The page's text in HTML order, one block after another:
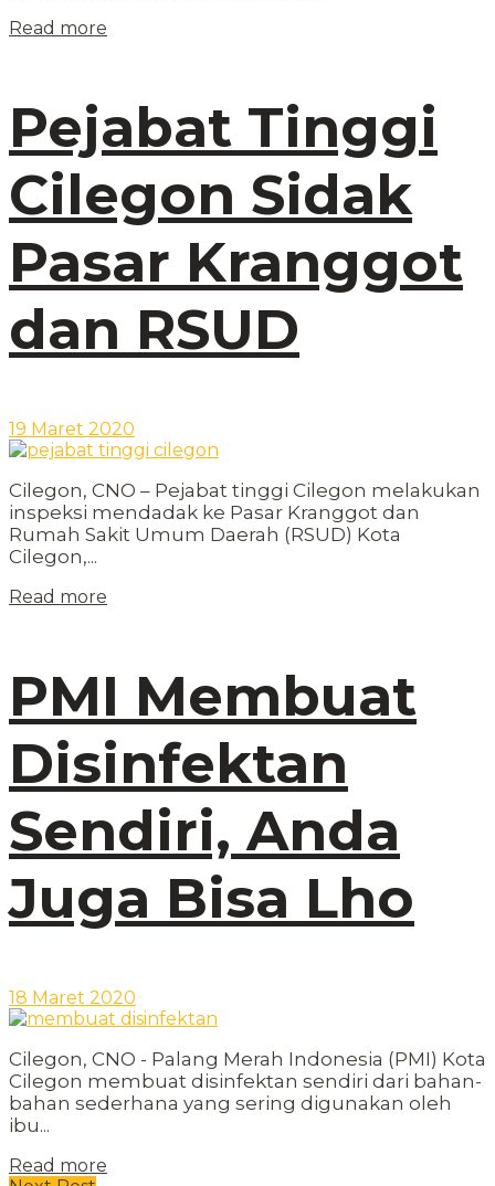
Read more
Pejabat Tinggi
Cilegon Sidak
Pasar Kranggot
dan RSUD
19 Maret 2020
Cilegon, CNO – Pejabat tinggi Cilegon melakukan
inspeksi mendadak ke Pasar Kranggot dan
Rumah Sakit Umum Daerah (RSUD) Kota
Cilegon,...
Read more
PMI Membuat
Disinfektan
Sendiri, Anda
Juga Bisa Lho
18 Maret 2020
Cilegon, CNO - Palang Merah Indonesia (PMI) Kota
Cilegon membuat disinfektan sendiri dari bahan-
bahan sederhana yang sering digunakan oleh
ibu...
Read more